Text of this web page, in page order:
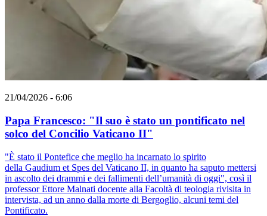
21/04/2026 - 6:06
Papa Francesco: "Il suo è stato un pontificato nel
solco del Concilio Vaticano II"
"È stato il Pontefice che meglio ha incarnato lo spirito
della Gaudium et Spes del Vaticano II, in quanto ha saputo mettersi
in ascolto dei drammi e dei fallimenti dell’umanità di oggi", così il
professor Ettore Malnati docente alla Facoltà di teologia rivisita in
intervista, ad un anno dalla morte di Bergoglio, alcuni temi del
Pontificato.